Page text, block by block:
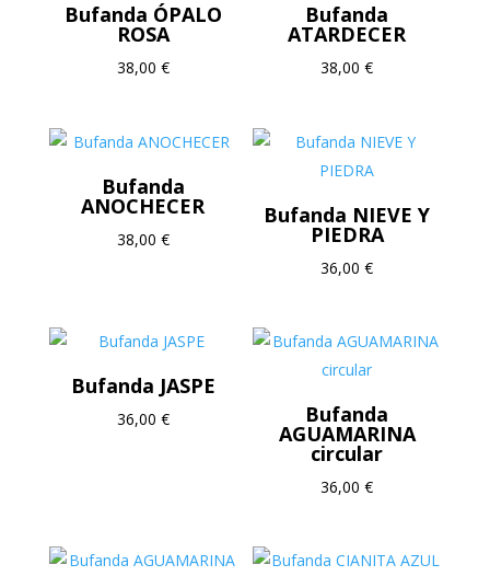
Bufanda ÓPALO
ROSA
38,00 €
Bufanda
ATARDECER
38,00€
Bufanda
ANOCHECER
38,00 €
Bufanda NIEVE Y
PIEDRA
36,00€
Bufanda JASPE
36,00 € Bufanda
AGUAMARINA
circular
36,00€